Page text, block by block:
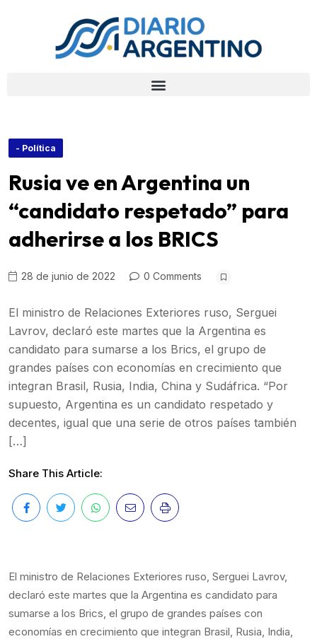
- Política
Rusia ve en Argentina un
“candidato respetado” para
adherirse a los BRICS
28 de junio de 2022 0 Comments
El ministro de Relaciones Exteriores ruso, Serguei
Lavrov, declaró este martes que la Argentina es
candidato para sumarse a los Brics, el grupo de
grandes países con economías en crecimiento que
integran Brasil, Rusia, India, China y Sudáfrica. “Por
supuesto, Argentina es un candidato respetado y
decentes, igual que una serie de otros países también
[…]
Share This Article:
El ministro de Relaciones Exteriores ruso, Serguei Lavrov,
declaró este martes que la Argentina es candidato para
sumarse a los Brics, el grupo de grandes países con
economías en crecimiento que integran Brasil, Rusia, India,